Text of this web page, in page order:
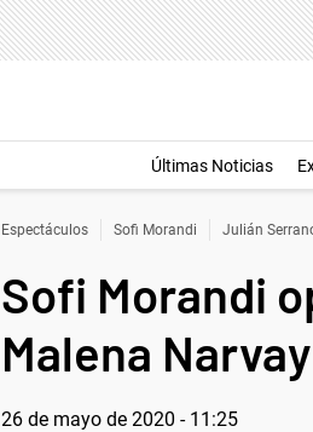
Últimas Noticias
Espectáculos Sofi Morandi Julián
Sofi Morandi
Malena
26 de mayo de 2020 - 11:25